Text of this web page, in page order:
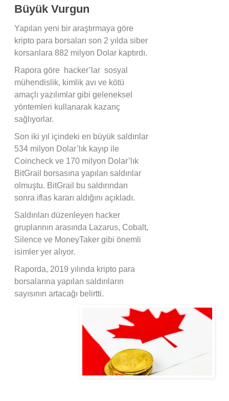
Büyük Vurgun
Yapılan yeni bir araştırmaya göre
kripto para borsaları son 2 yılda siber
korsanlara 882 milyon Dolar kaptırdı.
Rapora göre hacker’lar sosyal
mühendislik, kimlik avı ve kötü
amaçlı yazılımlar gibi geleneksel
yöntemleri kullanarak kazanç
sağlıyorlar.
Son iki yıl içindeki en büyük saldırılar
534 milyon Dolar’lık kayıp ile
Coincheck ve 170 milyon Dolar’lık
BitGrail borsasına yapılan saldırılar
olmuştu. BitGrail bu saldırından
sonra iflas kararı aldığını açıkladı.
Saldırıları düzenleyen hacker
gruplarının arasında Lazarus, Cobalt,
Silence ve MoneyTaker gibi önemli
isimler yer alıyor.
Raporda, 2019 yılında kripto para
borsalarına yapılan saldırıların
sayısının artacağı belirtti.